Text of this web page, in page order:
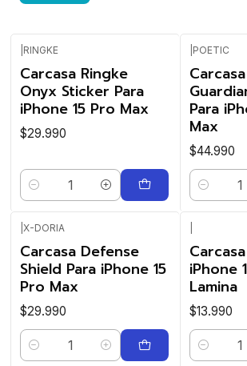
RINGKE
Carcasa Ringke
Onyx Sticker Para
iPhone 15 Pro Max
$29.990
Cantidad
POETIC
Para
Max
$44.990
Cantidad
X-DORIA
Carcasa Defense
Shield Para iPhone 15
Pro Max
$29.990
Cantidad
iPhone
Lamina
$13.990
Cantidad